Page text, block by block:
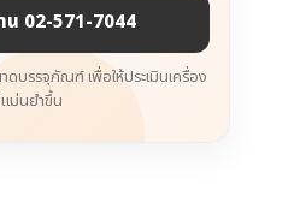
น 02-571-7044
ดบรรจุภัณฑ์ เพื่อให้ประเมินเครื่อง
ม่นยำขึ้น